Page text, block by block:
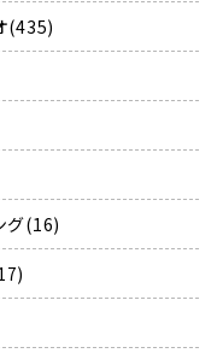
(435)
グ(16)